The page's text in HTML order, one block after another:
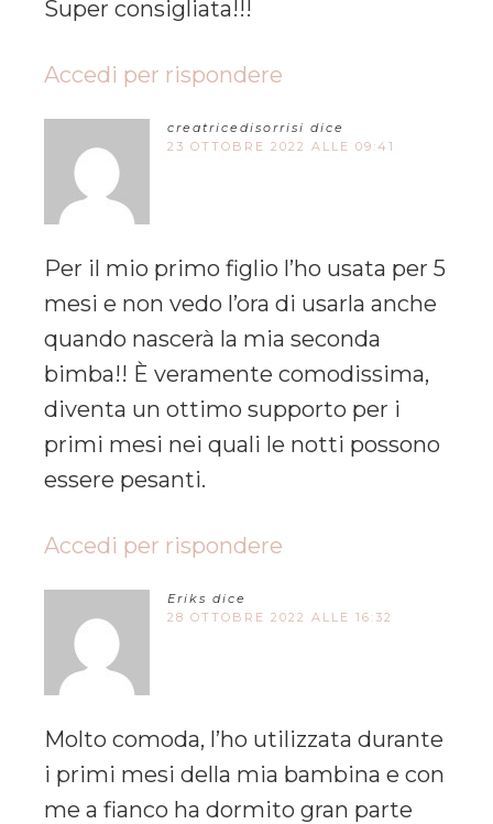
Super consigliata!!!
Accedi per rispondere
creatricedisorrisi dice
23 OTTOBRE 2022 ALLE 09:41
Per il mio primo figlio l’ho usata per 5
mesi e non vedo l’ora di usarla anche
quando nascerà la mia seconda
bimba!! È veramente comodissima,
diventa un ottimo supporto per i
primi mesi nei quali le notti possono
essere pesanti.
Accedi per rispondere
Eriks dice
28 OTTOBRE 2022 ALLE 16:32
Molto comoda, l’ho utilizzata durante
i primi mesi della mia bambina e con
me a fianco ha dormito gran parte